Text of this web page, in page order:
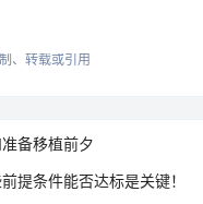
、转载或引用
备移植前夕
提条件能否达标是关键！